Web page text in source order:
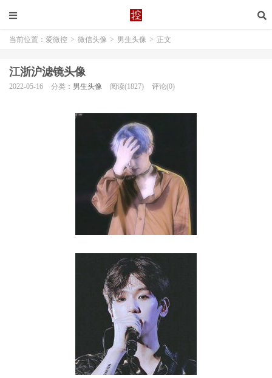
当前位置： 爱微控 > 微信头像 > 男生头像 > 正文
江浙沪滤镜头像
2022-05-16 分类： 男生头像 阅读(1827) 评论(0)